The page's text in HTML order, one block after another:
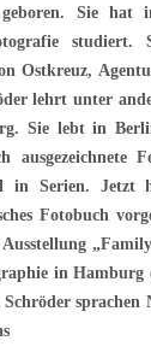
Sie hat
studiert.
Ostkreuz,
lehrt unter
Sie lebt in
ausgezeichnete
in Serien. Jetzt
Fotobuch
Ausstellung
in Hamburg
sprachen